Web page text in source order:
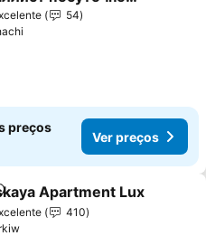
54
preços
Ver preços
aos favoritos
Apartment Lux
410